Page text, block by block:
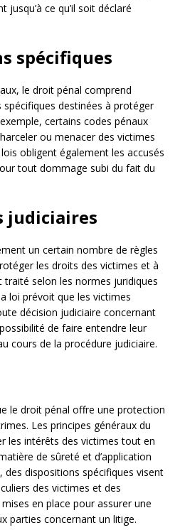
ce qu’il soit déclaré
spécifiques
le droit pénal comprend
destinées à protéger
certains codes pénaux
ou menacer des victimes
obligent également les accusés
tout dommage subi du fait du
judiciaires
un certain nombre de règles
les droits des victimes et à
traité selon les normes juridiques
loi prévoit que les victimes
décision judiciaire concernant
de faire entendre leur
cours de la procédure judiciaire.
le droit pénal offre une protection
Les principes généraux du
les intérêts des victimes tout en
de sûreté et d’application
dispositions spécifiques visent
des victimes et des
en place pour assurer une
parties concernant un litige.